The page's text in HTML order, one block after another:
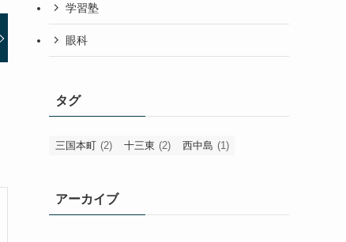
学習塾
眼科
タグ
三国本町 (2) 十三東 (2) 西中島 (1)
アーカイブ